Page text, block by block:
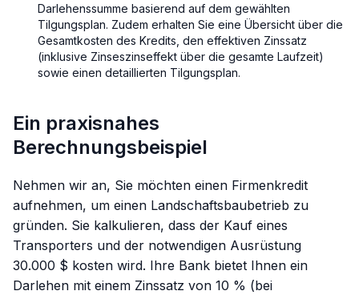
Darlehenssumme basierend auf dem gewählten
Tilgungsplan. Zudem erhalten Sie eine Übersicht über die
Gesamtkosten des Kredits, den effektiven Zinssatz
(inklusive Zinseszinseffekt über die gesamte Laufzeit)
sowie einen detaillierten Tilgungsplan.
Ein praxisnahes
Berechnungsbeispiel
Nehmen wir an, Sie möchten einen Firmenkredit
aufnehmen, um einen Landschaftsbaubetrieb zu
gründen. Sie kalkulieren, dass der Kauf eines
Transporters und der notwendigen Ausrüstung
30.000 $ kosten wird. Ihre Bank bietet Ihnen ein
Darlehen mit einem Zinssatz von 10 % (bei